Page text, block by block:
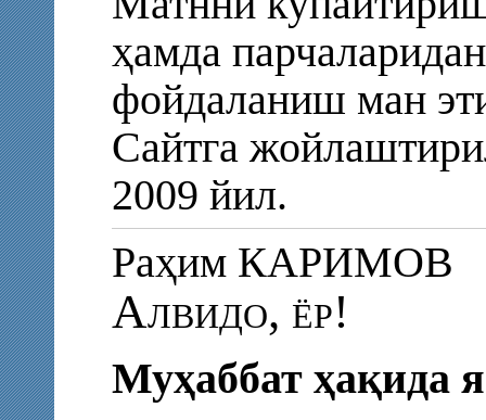
ҳамда
фойдаланиш ман
Сайтга
2009 йил.
Раҳим КАРИМОВ
Алвидо, ёр!
Муҳаббат ҳақида